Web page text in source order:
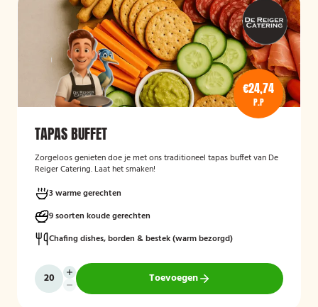
€24,74
P.P
TAPAS BUFFET
Zorgeloos genieten doe je met ons traditioneel tapas buffet van De
Reiger Catering. Laat het smaken!
3 warme gerechten
9 soorten koude gerechten
Chafing dishes, borden & bestek (warm bezorgd)
Toevoegen